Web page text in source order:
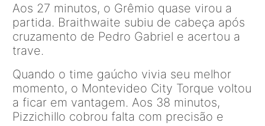
Aos 27 minutos, o Grêmio quase virou a
partida. Braithwaite subiu de cabeça após
cruzamento de Pedro Gabriel e acertou a
trave.
Quando o time gaúcho vivia seu melhor
momento, o Montevideo City Torque voltou
a ficar em vantagem. Aos 38 minutos,
Pizzichillo cobrou falta com precisão e